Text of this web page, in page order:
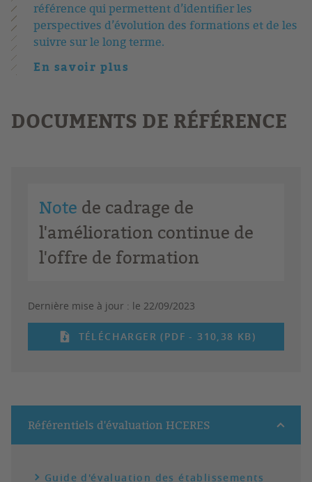
référence qui permettent d’identifier les
perspectives d’évolution des formations et de les
suivre sur le long terme.
En savoir plus
DOCUMENTS DE RÉFÉRENCE
Note de cadrage de
l'amélioration continue de
l'offre de formation
Dernière mise à jour : le 22/09/2023
TÉLÉCHARGER (PDF - 310,38 KB)
Référentiels d'évaluation HCERES
Guide d'évaluation des établissements